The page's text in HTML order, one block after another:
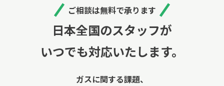
ご相談は無料で承ります
日本全国のスタッフが
いつでも対応いたします。
ガスに関する課題、